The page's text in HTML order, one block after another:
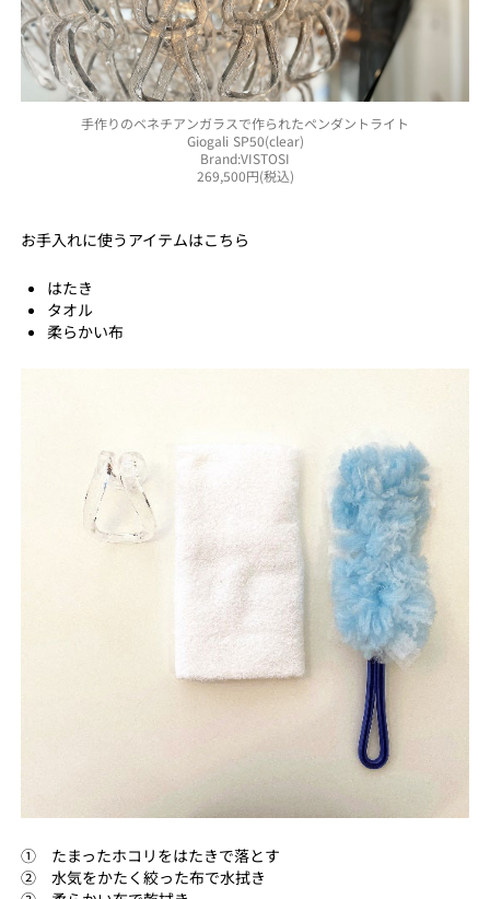
手作りのベネチアンガラスで作られたペンダントライト
Giogali SP50(clear)
Brand:VISTOSI
269,500円(税込)
お手入れに使うアイテムはこちら
はたき
タオル
柔らかい布
① たまったホコリをはたきで落とす
② 水気をかたく絞った布で水拭き